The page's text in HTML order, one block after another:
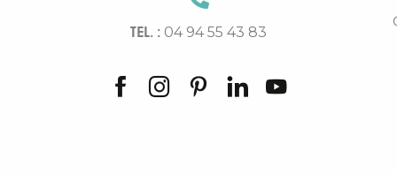
TEL. : 04 94 55 43 83